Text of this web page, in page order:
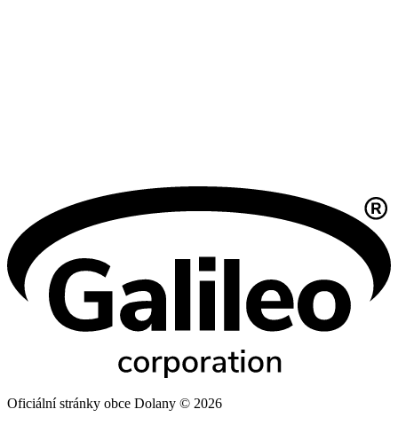
Oficiální stránky obce Dolany © 2026